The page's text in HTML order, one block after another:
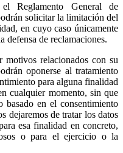
Reglamento General de
solicitar la limitación del
en cuyo caso únicamente
defensa de reclamaciones.
motivos relacionados con su
oponerse al tratamiento
para alguna finalidad
cualquier momento, sin que
en el consentimiento
dejaremos de tratar los datos
esa finalidad en concreto,
o para el ejercicio o la